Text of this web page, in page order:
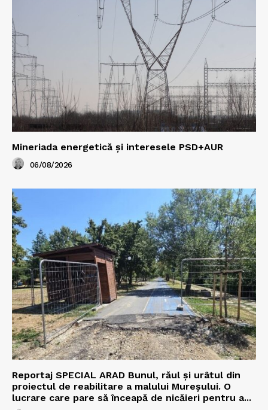
Mineriada energetică și interesele PSD+AUR
06/08/2026
Reportaj SPECIAL ARAD Bunul, răul și urâtul din
proiectul de reabilitare a malului Mureșului. O
lucrare care pare să înceapă de nicăieri pentru a...